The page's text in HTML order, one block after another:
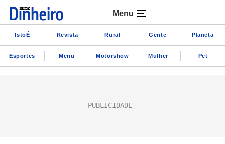
Menu
IstoÉ Revista Rural Gente Planeta
Esportes Menu Motorshow Mulher Pet